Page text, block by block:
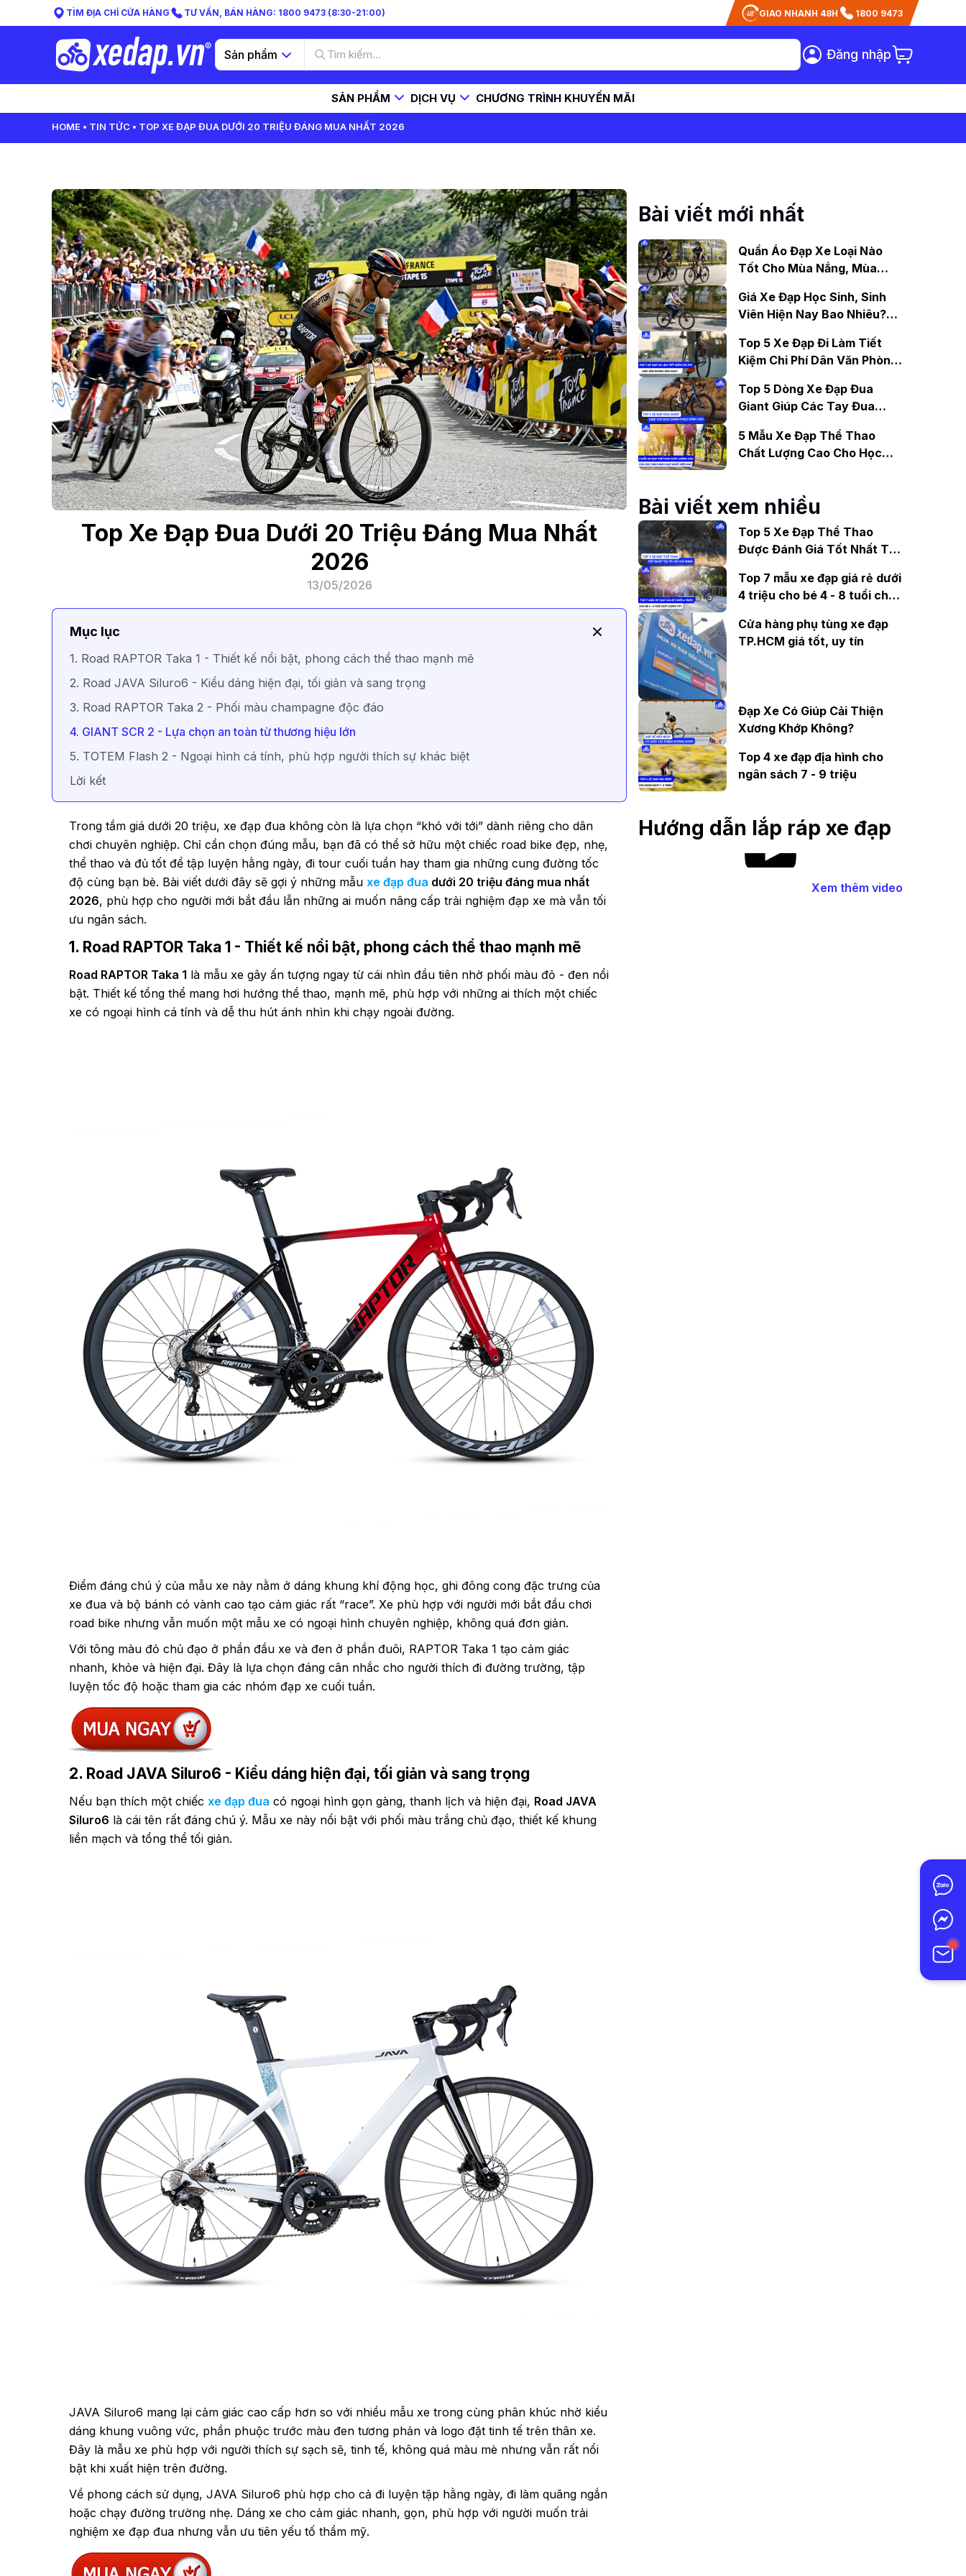
TÌM ĐỊA CHỈ CỬA HÀNG TƯ VẤN, BÁN HÀNG: 1800 9473 (8:30-21:00) GIAO NHANH 48H 1800 9473
Sản phẩm Đăng nhập
SẢN PHẨM DỊCH VỤ CHƯƠNG TRÌNH KHUYẾN MÃI
HOME TIN TỨC TOP XE ĐẠP ĐUA DƯỚI 20 TRIỆU ĐÁNG MUA NHẤT 2026
Top Xe Đạp Đua Dưới 20 Triệu Đáng Mua Nhất
2026
13/05/2026
Mục lục
1. Road RAPTOR Taka 1 - Thiết kế nổi bật, phong cách thể thao mạnh mẽ
2. Road JAVA Siluro6 - Kiểu dáng hiện đại, tối giản và sang trọng
3. Road RAPTOR Taka 2 - Phối màu champagne độc đáo
4. GIANT SCR 2 - Lựa chọn an toàn từ thương hiệu lớn
5. TOTEM Flash 2 - Ngoại hình cá tính, phù hợp người thích sự khác biệt
Lời kết
Trong tầm giá dưới 20 triệu, xe đạp đua không còn là lựa chọn “khó với tới” dành riêng cho dân
chơi chuyên nghiệp. Chỉ cần chọn đúng mẫu, bạn đã có thể sở hữu một chiếc road bike đẹp, nhẹ,
thể thao và đủ tốt để tập luyện hằng ngày, đi tour cuối tuần hay tham gia những cung đường tốc
độ cùng bạn bè. Bài viết dưới đây sẽ gợi ý những mẫu xe đạp đua dưới 20 triệu đáng mua nhất
2026, phù hợp cho người mới bắt đầu lẫn những ai muốn nâng cấp trải nghiệm đạp xe mà vẫn tối
ưu ngân sách.
1. Road RAPTOR Taka 1 - Thiết kế nổi bật, phong cách thể thao mạnh mẽ
Road RAPTOR Taka 1 là mẫu xe gây ấn tượng ngay từ cái nhìn đầu tiên nhờ phối màu đỏ - đen nổi
bật. Thiết kế tổng thể mang hơi hướng thể thao, mạnh mẽ, phù hợp với những ai thích một chiếc
xe có ngoại hình cá tính và dễ thu hút ánh nhìn khi chạy ngoài đường.
Điểm đáng chú ý của mẫu xe này nằm ở dáng khung khí động học, ghi đông cong đặc trưng của
xe đua và bộ bánh có vành cao tạo cảm giác rất “race”. Xe phù hợp với người mới bắt đầu chơi
road bike nhưng vẫn muốn một mẫu xe có ngoại hình chuyên nghiệp, không quá đơn giản.
Với tông màu đỏ chủ đạo ở phần đầu xe và đen ở phần đuôi, RAPTOR Taka 1 tạo cảm giác
nhanh, khỏe và hiện đại. Đây là lựa chọn đáng cân nhắc cho người thích đi đường trường, tập
luyện tốc độ hoặc tham gia các nhóm đạp xe cuối tuần.
2. Road JAVA Siluro6 - Kiểu dáng hiện đại, tối giản và sang trọng
Nếu bạn thích một chiếc xe đạp đua có ngoại hình gọn gàng, thanh lịch và hiện đại, Road JAVA
Siluro6 là cái tên rất đáng chú ý. Mẫu xe này nổi bật với phối màu trắng chủ đạo, thiết kế khung
liền mạch và tổng thể tối giản.
JAVA Siluro6 mang lại cảm giác cao cấp hơn so với nhiều mẫu xe trong cùng phân khúc nhờ kiểu
dáng khung vuông vức, phần phuộc trước màu đen tương phản và logo đặt tinh tế trên thân xe.
Đây là mẫu xe phù hợp với người thích sự sạch sẽ, tinh tế, không quá màu mè nhưng vẫn rất nổi
bật khi xuất hiện trên đường.
Về phong cách sử dụng, JAVA Siluro6 phù hợp cho cả đi luyện tập hằng ngày, đi làm quãng ngắn
hoặc chạy đường trường nhẹ. Dáng xe cho cảm giác nhanh, gọn, phù hợp với người muốn trải
nghiệm xe đạp đua nhưng vẫn ưu tiên yếu tố thẩm mỹ.
Bài viết mới nhất
Quần Áo Đạp Xe Loại Nào
Tốt Cho Mùa Nắng, Mùa
Giá Xe Đạp Học Sinh, Sinh
Viên Hiện Nay Bao Nhiêu?
Top 5 Xe Đạp Đi Làm Tiết
Kiệm Chi Phí Dân Văn Phòng
Top 5 Dòng Xe Đạp Đua
Giant Giúp Các Tay Đua
5 Mẫu Xe Đạp Thể Thao
Chất Lượng Cao Cho Học
Bài viết xem nhiều
Top 5 Xe Đạp Thể Thao
Được Đánh Giá Tốt Nhất Tại
Top 7 mẫu xe đạp giá rẻ dưới
4 triệu cho bé 4 - 8 tuổi chất
Cửa hàng phụ tùng xe đạp
TP.HCM giá tốt, uy tín
Đạp Xe Có Giúp Cải Thiện
Xương Khớp Không?
Top 4 xe đạp địa hình cho
ngân sách 7 - 9 triệu
Hướng dẫn lắp ráp xe đạp
Xem thêm video